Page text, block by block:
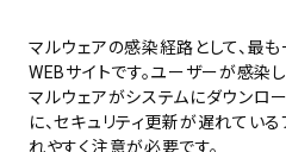
マルウェアの感染経路として、最
WEBサイトです。ユーザーが感染
マルウェアがシステムにダウンロ
に、セキュリティ更新が遅れてい
れやすく注意が必要です。